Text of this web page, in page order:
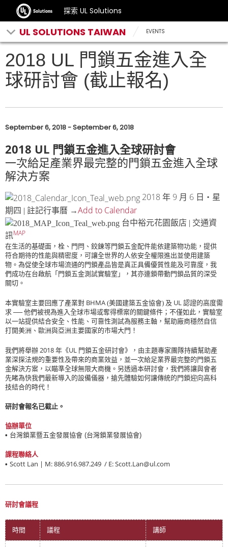
探索 UL Solutions
UL SOLUTIONS TAIWAN EVENTS
2018 UL 門鎖五金進入全
球研討會 (截止報名)
September 6, 2018 - September 6, 2018
2018 UL 門鎖五金進入全球研討會
一次給足產業界最完整的門鎖五金進入全球
解決方案
2018 年 9 月 6 日‧星
期四 | 註記行事曆 →Add to Calendar
台中裕元花園飯店 | 交通資
訊MAP
在生活的基礎面，栓、門閂、鉸鍊等門鎖五金配件能依建築物功能，提供
符合期待的性能與精密度，可讓全世界的人依安全權限進出並使用建築
物。為促使全球市場流通的門鎖產品皆是真正具備優質性能及可靠度，我
們成功在台啟航「門鎖五金測試實驗室」，其亦連鎖帶動門鎖品質的深受
關切。
本實驗室主要回應了產業對 BHMA (美國建築五金協會) 及 UL 認證的高度需
求 ── 他們被視為進入全球市場或奪得標案的關鍵條件；不僅如此，實驗室
以一站提供結合安全、性能、可靠性測試為服務主軸，幫助廠商穩然自信
打開美洲、歐洲與亞洲主要國家的市場大門！
我們將舉辦 2018 年《UL 門鎖五金研討會》，由主題專家團隊持續幫助產
業深探法規的重要性及帶來的商業效益，並一次給足業界最完整的門鎖五
金解決方案，以瞄準全球無限大商機。另透過本研討會，我們將讓與會者
先睹為快我們最新導入的設備儀器，搶先體驗如何讓傳統的門鎖迎向高科
技結合的時代！
研討會報名已截止。
協辦單位
• 台灣鎖業暨五金發展協會 (台灣鎖業發展協會)
課程聯絡人
• Scott Lan | M: 886.916.987.249 / E: Scott.Lan@ul.com
研討會議程
時間 議程 講師